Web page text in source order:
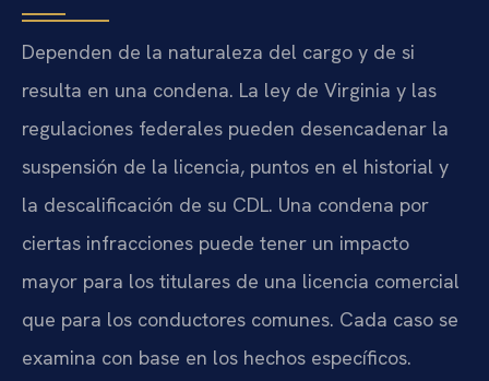
Dependen de la naturaleza del cargo y de si
resulta en una condena. La ley de Virginia y las
regulaciones federales pueden desencadenar la
suspensión de la licencia, puntos en el historial y
la descalificación de su CDL. Una condena por
ciertas infracciones puede tener un impacto
mayor para los titulares de una licencia comercial
que para los conductores comunes. Cada caso se
examina con base en los hechos específicos.